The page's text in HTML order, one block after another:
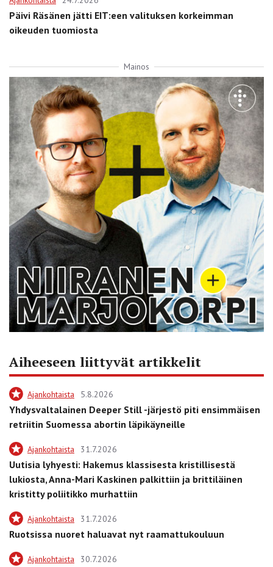
Päivi Räsänen jätti EIT:een valituksen korkeimman
oikeuden tuomiosta
Mainos
Aiheeseen liittyvät artikkelit
Ajankohtaista 5.8.2026
Yhdysvaltalainen Deeper Still -järjestö piti ensimmäisen
retriitin Suomessa abortin läpikäyneille
Ajankohtaista 31.7.2026
Uutisia lyhyesti: Hakemus klassisesta kristillisestä
lukiosta, Anna-Mari Kaskinen palkittiin ja brittiläinen
kristitty poliitikko murhattiin
Ajankohtaista 31.7.2026
Ruotsissa nuoret haluavat nyt raamattukouluun
Ajankohtaista 30.7.2026